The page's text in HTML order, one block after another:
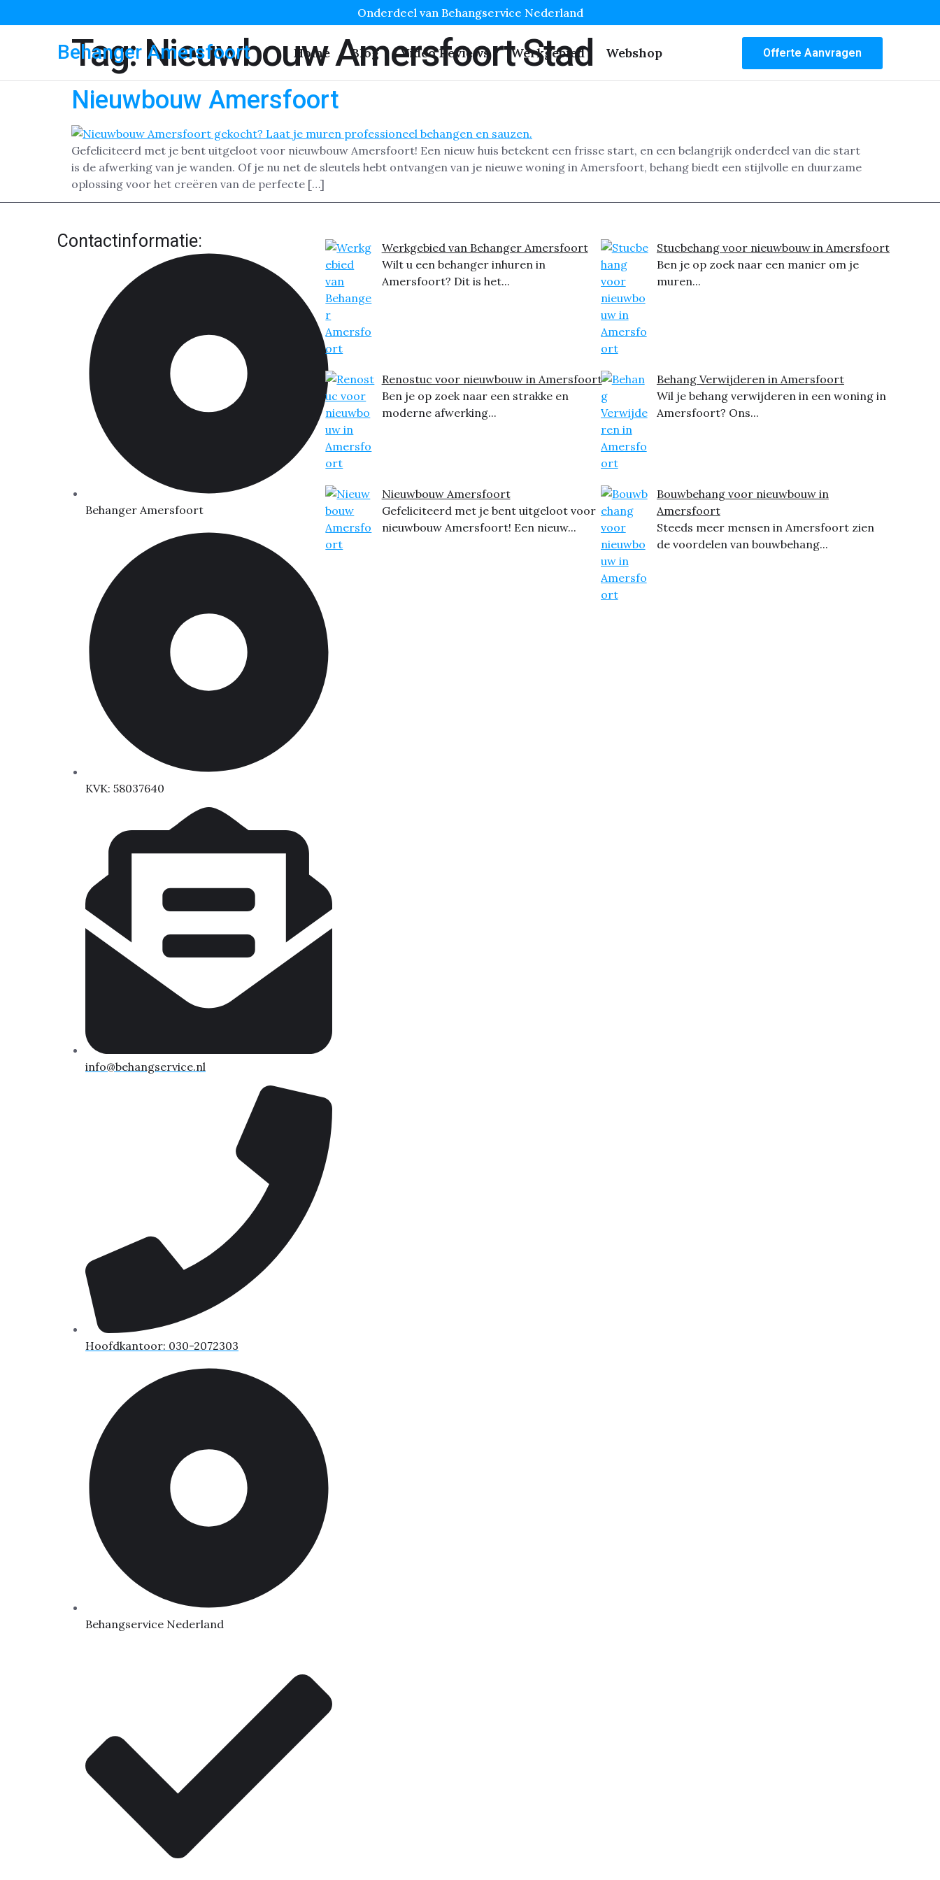
Onderdeel van Behangservice Nederland
Behanger Amersfoort Home Blog Video Reviews Werkgebied Webshop Offerte Aanvragen
Tag:Nieuwbouw Amersfoort Stad
Nieuwbouw Amersfoort
Gefeliciteerd met je bent uitgeloot voor nieuwbouw Amersfoort! Een nieuw huis betekent een frisse start, en een belangrijk onderdeel van die start
is de afwerking van je wanden. Of je nu net de sleutels hebt ontvangen van je nieuwe woning in Amersfoort, behang biedt een stijlvolle en duurzame
oplossing voor het creëren van de perfecte […]
Contactinformatie:
Behanger Amersfoort
KVK: 58037640
info@behangservice.nl
Hoofdkantoor: 030-2072303
Behangservice Nederland
Werkgebied van Behanger Amersfoort
Wilt u een behanger inhuren in
Amersfoort? Dit is het...
Renostuc voor nieuwbouw in Amersfoort
Ben je op zoek naar een strakke en
moderne afwerking...
Nieuwbouw Amersfoort
Gefeliciteerd met je bent uitgeloot voor
nieuwbouw Amersfoort! Een nieuw...
Stucbehang voor nieuwbouw in Amersfoort
Ben je op zoek naar een manier om je
muren...
Behang Verwijderen in Amersfoort
Wil je behang verwijderen in een woning in
Amersfoort? Ons...
Bouwbehang voor nieuwbouw in
Amersfoort
Steeds meer mensen in Amersfoort zien
de voordelen van bouwbehang...